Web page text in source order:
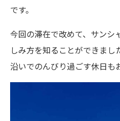
です。
今回の滞在で改めて、サンシ
しみ方を知ることができま
沿いでのんびり過ごす休日も